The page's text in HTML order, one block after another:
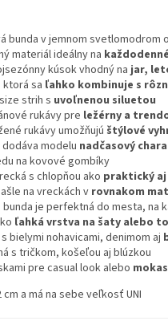
bunda v jemnom svetlomodrom
materiál ideálny na
kúsok vhodný najar,
ktorá sa ľahko kombinuje s
strih s uvoľnenou siluetou
rukávy pre ležérny a
rukávy umožňujú štýlové
modelu nadčasový
na kovové gombíky
s chlopňou ako praktický
na vreckách vrovnakom
je perfektná do mesta, na
ľahká vrstva na šaty alebo
bielymi nohavicami, denimom aj
s tričkom, košeľou aj blúzkou
pre casual look alebo
a má na sebe veľkosť UNI